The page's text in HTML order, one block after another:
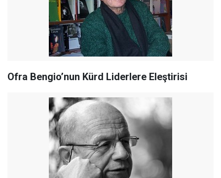
Ofra Bengio’nun Kürd Liderlere Eleştirisi